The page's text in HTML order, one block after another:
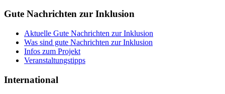
Gute Nachrichten zur Inklusion
Aktuelle Gute Nachrichten zur Inklusion
Was sind gute Nachrichten zur Inklusion
Infos zum Projekt
Veranstaltungstipps
International